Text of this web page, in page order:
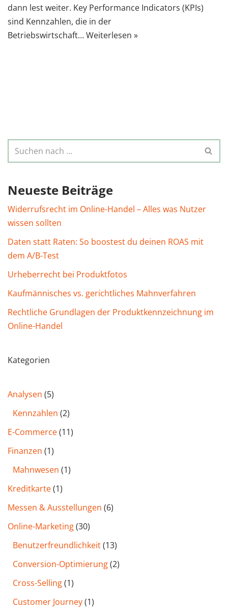
dann lest weiter. Key Performance Indicators (KPIs)
sind Kennzahlen, die in der
Betriebswirtschaft…Weiterlesen »
Neueste Beiträge
Widerrufsrecht im Online-Handel – Alles was Nutzer
wissen sollten
Daten statt Raten: So boostest du deinen ROAS mit
dem A/B-Test
Urheberrecht bei Produktfotos
Kaufmännisches vs. gerichtliches Mahnverfahren
Rechtliche Grundlagen der Produktkennzeichnung im
Online-Handel
Kategorien
Analysen (5)
Kennzahlen (2)
E-Commerce(11)
Finanzen (1)
Mahnwesen (1)
Kreditkarte(1)
Messen & Ausstellungen (6)
Online-Marketing(30)
Benutzer­freund­lichkeit(13)
Conversion-Optimierung(2)
Cross-Selling(1)
Customer Journey(1)